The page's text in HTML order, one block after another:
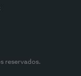
reservados.